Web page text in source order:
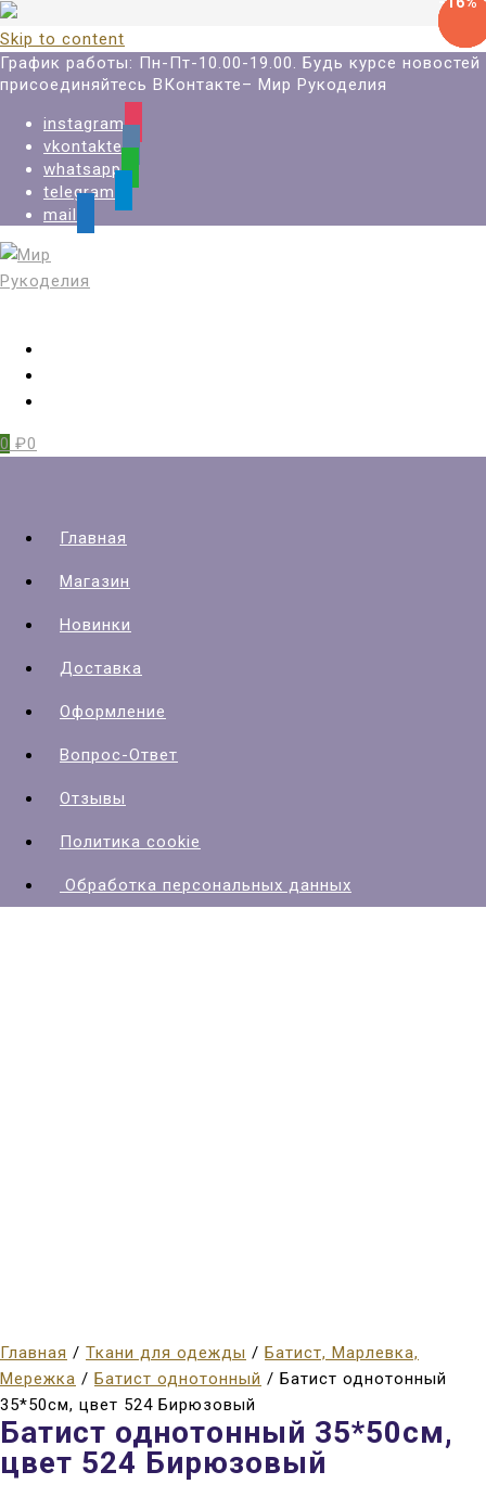
Skip to content
График работы: Пн-Пт-10.00-19.00. Будь курсе новостей
присоединяйтесь ВКонтакте– Мир Рукоделия
instagram
vkontakte
whatsapp
telegram
mail
0 ₽0
Главная
Магазин
Новинки
Доставка
Оформление
Вопрос-Ответ
Отзывы
Политика cookie
Обработка персональных данных
Главная / Ткани для одежды / Батист, Марлевка,
Мережка / Батист однотонный / Батист однотонный
35*50см, цвет 524 Бирюзовый
Батист однотонный 35*50см,
цвет 524 Бирюзовый